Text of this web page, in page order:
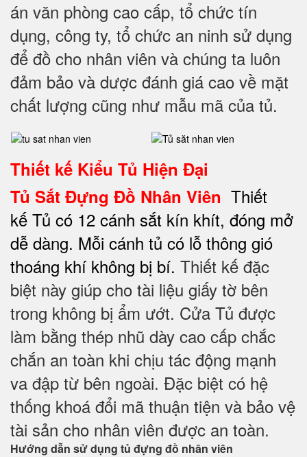
án văn phòng cao cấp, tổ chức tín
dụng, công ty, tổ chức an ninh sử dụng
để đồ cho nhân viên và chúng ta luôn
đảm bảo và dược đánh giá cao về mặt
chất lượng cũng như mẫu mã của tủ.
Thiết kế Kiểu Tủ Hiện Đại
Tủ Sắt Đựng Đồ Nhân Viên Thiết
kế Tủ có 12 cánh sắt kín khít, đóng mở
dễ dàng. Mỗi cánh tủ có lỗ thông gió
thoáng khí không bị bí. Thiết kế đặc
biệt này giúp cho tài liệu giấy tờ bên
trong không bị ẩm ướt. Cửa Tủ được
làm bằng thép nhũ dày cao cấp chắc
chắn an toàn khi chịu tác động mạnh
va đập từ bên ngoài. Đặc biệt có hệ
thống khoá đổi mã thuận tiện và bảo vệ
tài sản cho nhân viên được an toàn.
Hướng dẫn sử dụng tủ đựng đồ nhân viên